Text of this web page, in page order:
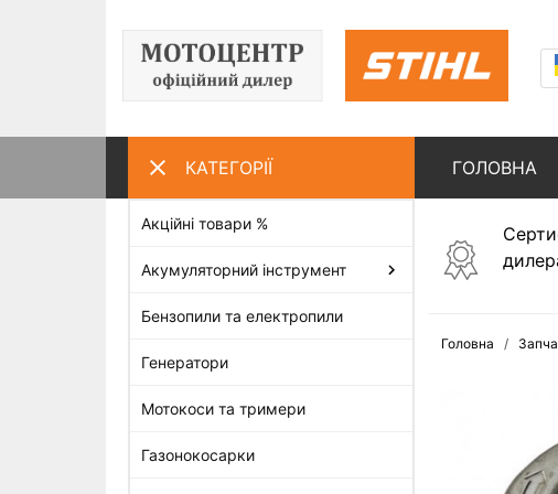
КАТЕГОРІЇ
Акційні товари %
Акумуляторний інструмент
Бензопили та електропили
Генератори
Мотокоси та тримери
Газонокосарки
ГОЛОВНА
Головна